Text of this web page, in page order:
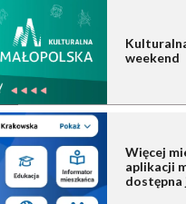
weekend
Więcej
aplikacji
dostępna